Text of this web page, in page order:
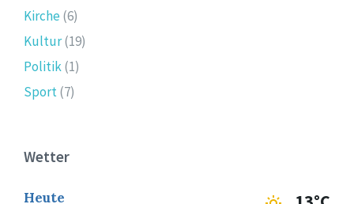
Kirche(6)
Kultur(19)
Politik(1)
Sport(7)
Wetter
Heute